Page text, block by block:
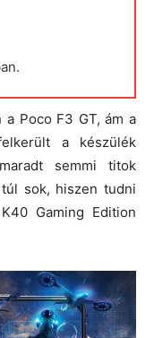
Poco F3 GT, ám a
a készülék
semmi titok
sok, hiszen tudni
Gaming Edition